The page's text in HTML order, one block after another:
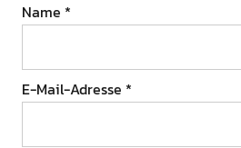
Name *
E-Mail-Adresse *